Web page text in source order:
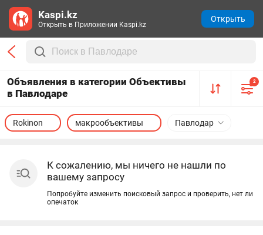
Объявления в категории Объективы
в Павлодаре
2
Павлодар
Rokinon макрообъективы
К сожалению, мы ничего не нашли по
вашему запросу
Попробуйте изменить поисковый запрос и проверить, нет ли
опечаток
Kaspi.kz
Открыть в Приложении Kaspi.kz
Открыть